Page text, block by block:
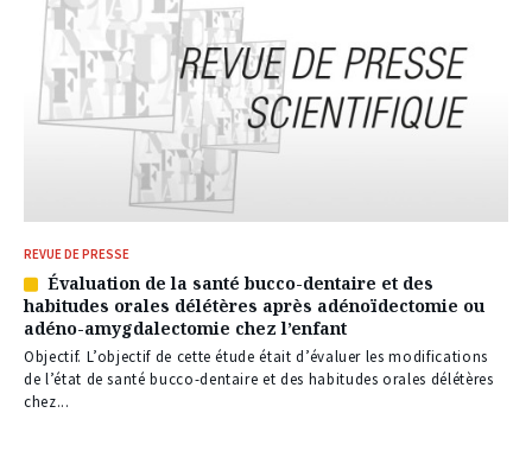
REVUE DE PRESSE
Article
réservé
à
nos
abonnés
Évaluation de la santé bucco-dentaire et des
habitudes orales délétères après adénoïdectomie ou
adéno-amygdalectomie chez l’enfant
Objectif. L’objectif de cette étude était d’évaluer les modifications
de l’état de santé bucco-dentaire et des habitudes orales délétères
chez...